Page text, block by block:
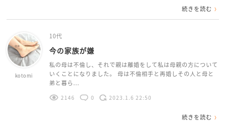
続きを読む
kotomi
10代
今の家族が嫌
私の母は不倫し、それで親は離婚をして私は母親の方について
いくことになりました。 母は不倫相手と再婚しその人と母と
弟と暮ら...
2146 0 2023.1.6 22:50
続きを読む